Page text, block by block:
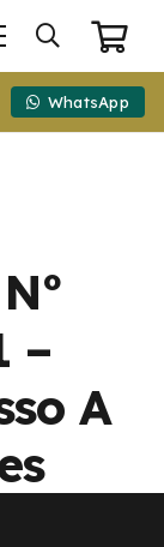
WhatsApp
–
A